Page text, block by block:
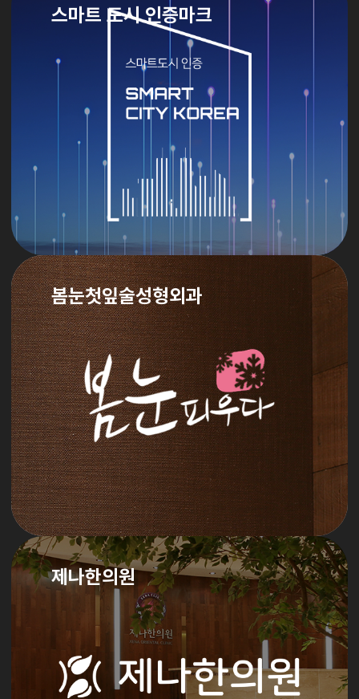
스마트 도시 인증마크
봄눈첫잎술성형외과
제나한의원